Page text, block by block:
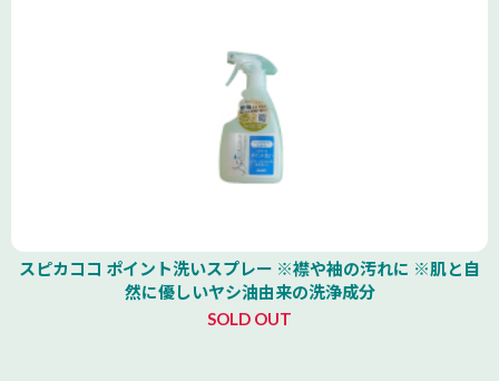
スピカココ ポイント洗いスプレー ※襟や袖の汚れに ※肌と自
然に優しいヤシ油由来の洗浄成分
SOLD OUT